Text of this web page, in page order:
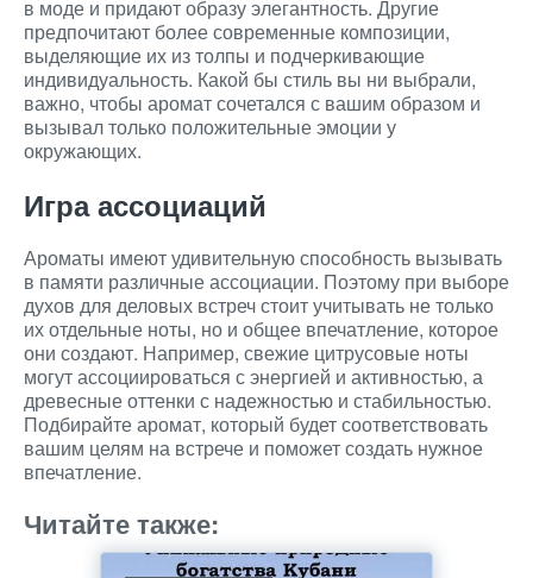
в моде и придают образу элегантность. Другие
предпочитают более современные композиции,
выделяющие их из толпы и подчеркивающие
индивидуальность. Какой бы стиль вы ни выбрали,
важно, чтобы аромат сочетался с вашим образом и
вызывал только положительные эмоции у
окружающих.
Игра ассоциаций
Ароматы имеют удивительную способность вызывать
в памяти различные ассоциации. Поэтому при выборе
духов для деловых встреч стоит учитывать не только
их отдельные ноты, но и общее впечатление, которое
они создают. Например, свежие цитрусовые ноты
могут ассоциироваться с энергией и активностью, а
древесные оттенки с надежностью и стабильностью.
Подбирайте аромат, который будет соответствовать
вашим целям на встрече и поможет создать нужное
впечатление.
Читайте также: